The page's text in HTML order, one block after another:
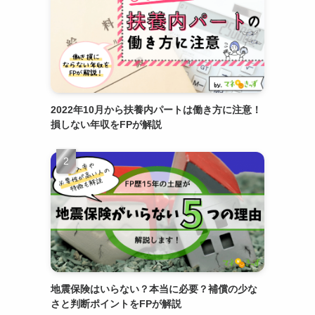
2022年10月から扶養内パートは働き方に注意！
損しない年収をFPが解説
地震保険はいらない？本当に必要？補償の少な
さと判断ポイントをFPが解説